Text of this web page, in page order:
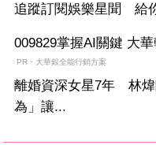
追蹤訂閱娛樂星聞 給
009829掌握AI關鍵 大
PR・大華銀全能行銷方案
離婚資深女星7年 林煒
為」讓...